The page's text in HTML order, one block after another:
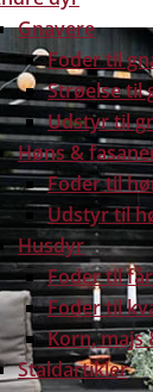
Gnavere
Foder til
Strøelse til
Udstyr til
Høns &
Foder til
Udstyr til
Husdyr
Foder til
Foder til
Korn,
Staldartikler